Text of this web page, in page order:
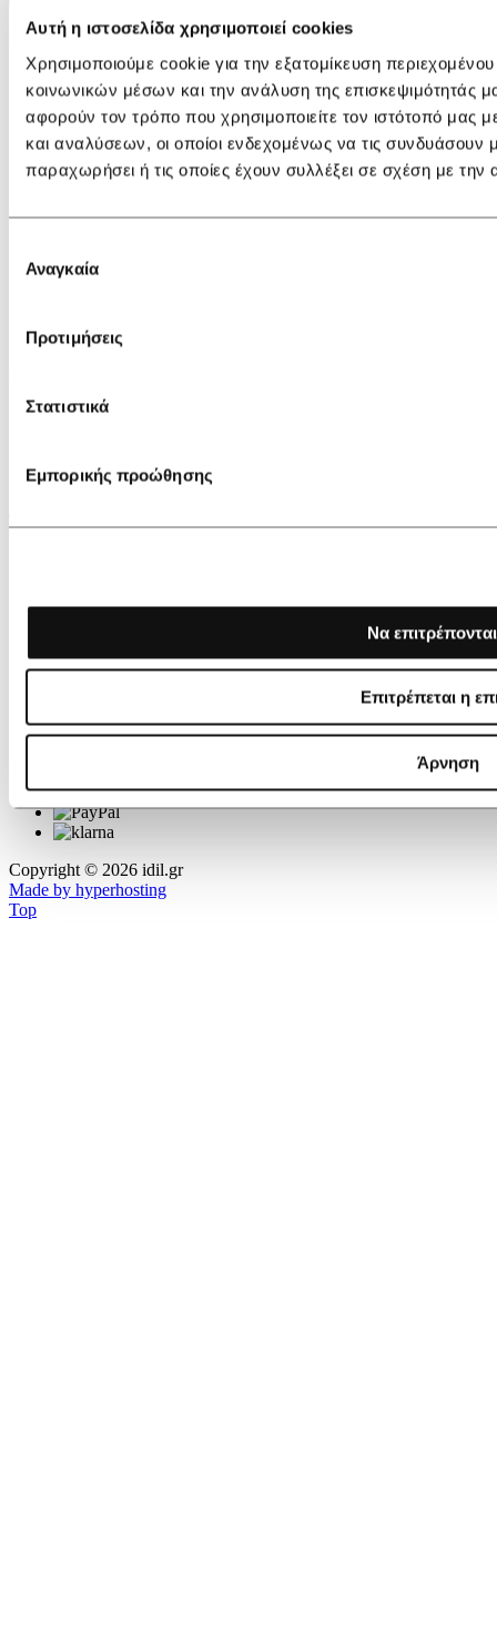
Αυτή η ιστοσελίδα χρησιμοποιεί cookies
Χρησιμοποιούμε cookie για την εξατομίκευση
κοινωνικών μέσων και την ανάλυση της επισκεψιμότητάς
αφορούν τον τρόπο που χρησιμοποιείτε τον ιστότοπό μας
και αναλύσεων, οι οποίοι ενδεχομένως να τις συνδυάσουν
παραχωρήσει ή τις οποίες έχουν συλλέξει σε σχέση με
συγκατάθεσης
Αναγκαία
Προτιμήσεις
Στατιστικά
Εμπορικής προώθησης
Να
Επιτρέπεται η
Άρνηση
IDIL
Η εταιρεία
Καταστήματα
Blog
Videos
Επικοινωνία
Τρόποι πληρωμής
Επιστροφές
Ασφάλεια συναλλαγών
Όροι χρήσης
Copyright © 2026 idil.gr
Made by hyperhosting
Top